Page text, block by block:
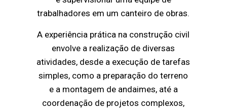
trabalhadores em um canteiro de obras.
A experiência prática na construção civil
envolve a realização de diversas
atividades, desde a execução de tarefas
simples, como a preparação do terreno
e a montagem de andaimes, até a
coordenação de projetos complexos,